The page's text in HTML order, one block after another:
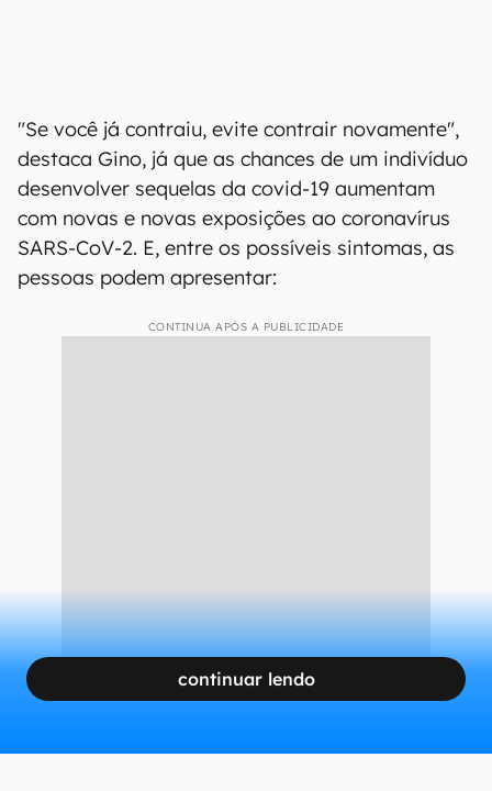
"Se você já contraiu, evite contrair novamente",
destaca Gino, já que as chances de um indivíduo
desenvolver sequelas da covid-19 aumentam
com novas e novas exposições ao coronavírus
SARS-CoV-2. E, entre os possíveis sintomas, as
pessoas podem apresentar:
CONTINUA APÓS A PUBLICIDADE
continuar lendo